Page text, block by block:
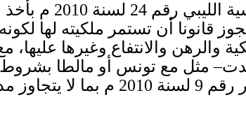
الليبي رقم 24 لسنة 2010 م بأخذ
قانونا أن تستمر ملكيته لها
والرهن والانتفاع وغيرها عليها،
– مثل مع تونس أو مالطا بشروط
رقم 9 لسنة 2010 م بما لا يتجاوز